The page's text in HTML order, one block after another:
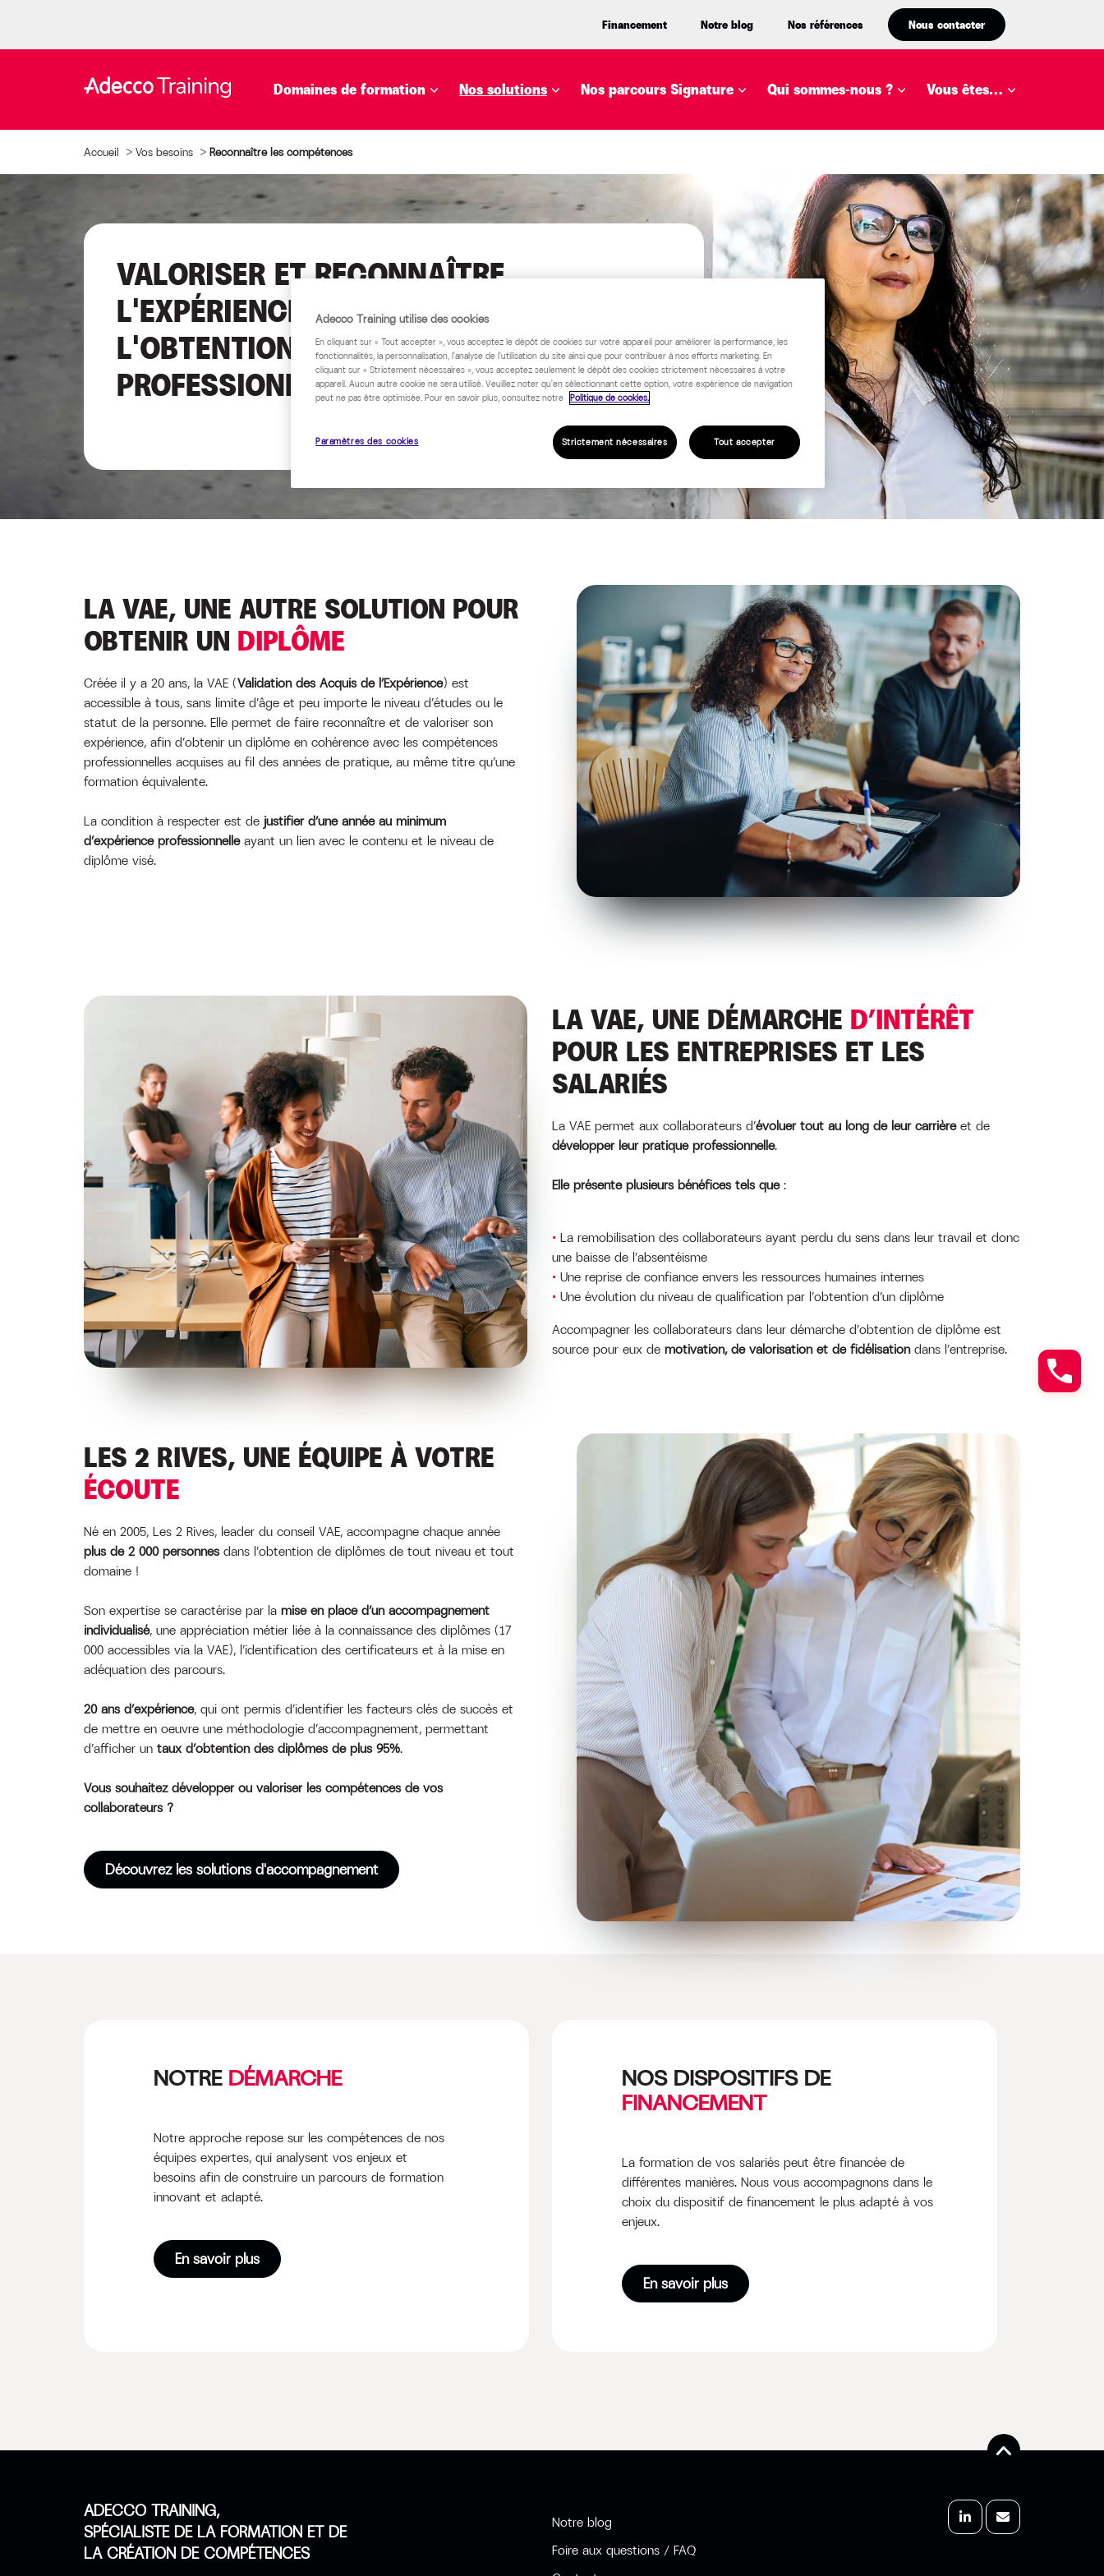
Financement Notre blog Nos références Nous contacter
Domaines de formation Nos solutions Nos parcours Signature Qui sommes-nous ? Vous êtes…
Accueil > Vos besoins > Reconnaître les compétences
VALORISER ET RECONNAÎTRE
L'EXPÉRIENCE DE VOS ÉQUIPES GRÂCE À
L'OBTENTION D'UNE CERTIFICATION
PROFESSIONNELLE (VAE)
LA VAE, UNE AUTRE SOLUTION POUR
OBTENIR UN DIPLÔME
Créée il y a 20 ans, la VAE (Validation des Acquis de l’Expérience) est
accessible à tous, sans limite d’âge et peu importe le niveau d’études ou le
statut de la personne. Elle permet de faire reconnaître et de valoriser son
expérience, afin d’obtenir un diplôme en cohérence avec les compétences
professionnelles acquises au fil des années de pratique, au même titre qu’une
formation équivalente.
La condition à respecter est de justifier d’une année au minimum
d’expérience professionnelleayant un lien avec le contenu et le niveau de
diplôme visé.
LA VAE, UNE DÉMARCHE D’INTÉRÊT
POUR LES ENTREPRISES ET LES
SALARIÉS
La VAE permet aux collaborateurs d’évoluer tout au long de leur carrièreet de
développer leur pratique professionnelle.
Elle présente plusieurs bénéfices tels que:
La remobilisation des collaborateurs ayant perdu du sens dans leur travail et donc
une baisse de l’absentéisme
Une reprise de confiance envers les ressources humaines internes
Une évolution du niveau de qualification par l’obtention d’un diplôme
Accompagner les collaborateurs dans leur démarche d’obtention de diplôme est
source pour eux de motivation, de valorisation et de fidélisationdans l’entreprise.
LES 2 RIVES, UNE ÉQUIPE À VOTRE
ÉCOUTE
Né en 2005, Les 2 Rives, leader du conseil VAE, accompagne chaque année
plus de 2 000 personnesdans l’obtention de diplômes de tout niveau et tout
domaine !
Son expertise se caractérise par la mise en place d’un accompagnement
individualisé, une appréciation métier liée à la connaissance des diplômes (17
000 accessibles via la VAE), l’identification des certificateurs et à la mise en
adéquation des parcours.
20 ans d’expérience, qui ont permis d’identifier les facteurs clés de succès et
de mettre en oeuvre une méthodologie d’accompagnement, permettant
d’afficher un taux d’obtention des diplômes de plus 95%.
Vous souhaitez développer ou valoriser les compétences de vos
collaborateurs ?
Découvrez les solutions d'accompagnement
NOTRE DÉMARCHE
Notre approche repose sur les compétences de nos
équipes expertes, qui analysent vos enjeux et
besoins afin de construire un parcours de formation
innovant et adapté.
En savoir plus
NOS DISPOSITIFS DE
FINANCEMENT
La formation de vos salariés peut être financée de
différentes manières. Nous vous accompagnons dans le
choix du dispositif de financement le plus adapté à vos
enjeux.
En savoir plus
ADECCO TRAINING,
SPÉCIALISTE DE LA FORMATION ET DE
LA CRÉATION DE COMPÉTENCES
Notre blog
Foire aux questions / FAQ
Adecco Training utilise des cookies
En cliquant sur « Tout accepter », vous acceptez le dépôt de cookies sur votre appareil pour améliorer la performance, les
fonctionnalités, la personnalisation, l'analyse de l'utilisation du site ainsi que pour contribuer à nos efforts marketing. En
cliquant sur « Strictement nécessaires », vous acceptez seulement le dépôt des cookies strictement nécessaires à votre
appareil. Aucun autre cookie ne sera utilisé. Veuillez noter qu'en sélectionnant cette option, votre expérience de navigation
peut ne pas être optimisée. Pour en savoir plus, consultez notre Politique de cookies.
Paramètres des cookies Strictement nécessaires Tout accepter